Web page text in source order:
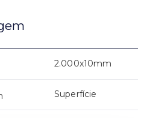
2.000x10mm
Superfície